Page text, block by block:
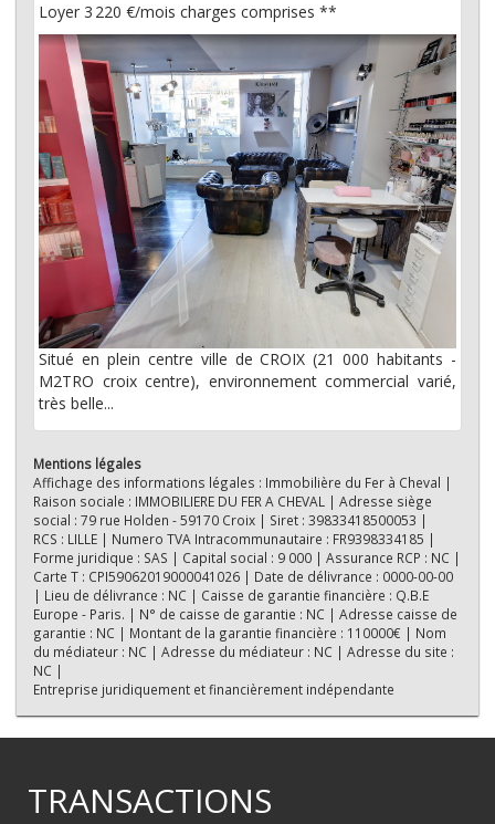
Loyer 3 220 €/mois charges comprises **
Situé en plein centre ville de CROIX (21 000 habitants -
M2TRO croix centre), environnement commercial varié,
très belle...
Mentions légales
Affichage des informations légales : Immobilière du Fer à Cheval |
Raison sociale : IMMOBILIERE DU FER A CHEVAL | Adresse siège
social : 79 rue Holden - 59170 Croix | Siret : 39833418500053 |
RCS : LILLE | Numero TVA Intracommunautaire : FR9398334185 |
Forme juridique : SAS | Capital social : 9 000 | Assurance RCP : NC |
Carte T : CPI59062019000041026 | Date de délivrance : 0000-00-00
| Lieu de délivrance : NC | Caisse de garantie financière : Q.B.E
Europe - Paris. | N° de caisse de garantie : NC | Adresse caisse de
garantie : NC | Montant de la garantie financière : 110000€ | Nom
du médiateur : NC | Adresse du médiateur : NC | Adresse du site :
NC |
Entreprise juridiquement et financièrement indépendante
TRANSACTIONS